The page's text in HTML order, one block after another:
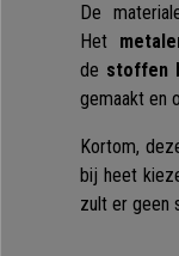
De
Het
de stoffen
gemaakt en
Kortom,
bij heet
zult er geen